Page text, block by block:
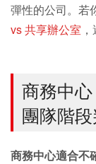
彈性的公司。若
vs 共享辦公室
商務中
團隊階
商務中心適合不